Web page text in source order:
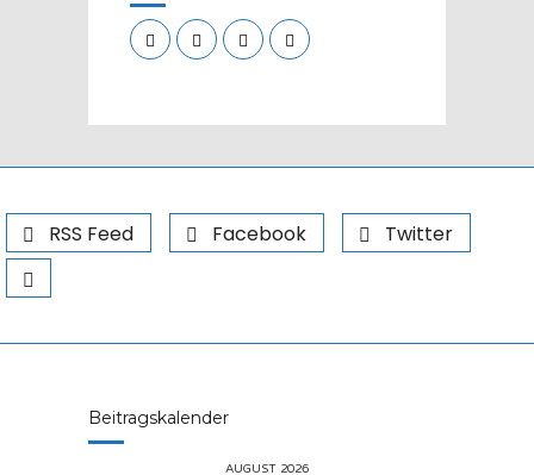
RSS Feed Facebook Twitter
Beitragskalender
AUGUST 2026